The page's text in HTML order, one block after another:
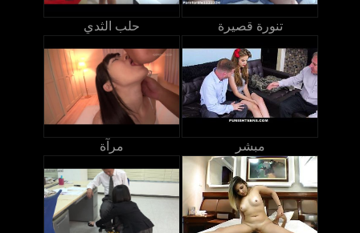
حلب الثدي تنورة قصيرة
مرآة مبشر